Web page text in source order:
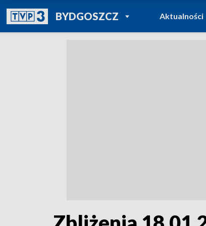
BYDGOSZCZPOWRÓT DO
TVP REGIONY
Aktualności